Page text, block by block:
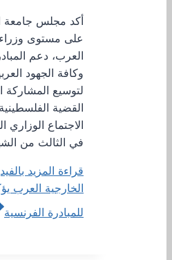
أكد مجلس جامعة
على مستوى وزراء
العرب، دعم
وكافة الجهود
لتوسيع المشاركة
القضية
الاجتماع
في الثالث من
قراءة المزيد
الخارجية العرب
للمبادرة الفرنسية